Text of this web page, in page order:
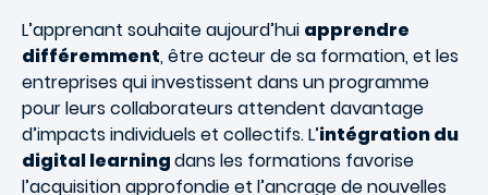
L’apprenant souhaite aujourd’hui apprendre
différemment, être acteur de sa formation, et les
entreprises qui investissent dans un programme
pour leurs collaborateurs attendent davantage
d’impacts individuels et collectifs. L’intégration du
digital learningdans les formations favorise
l’acquisition approfondie et l’ancrage de nouvelles